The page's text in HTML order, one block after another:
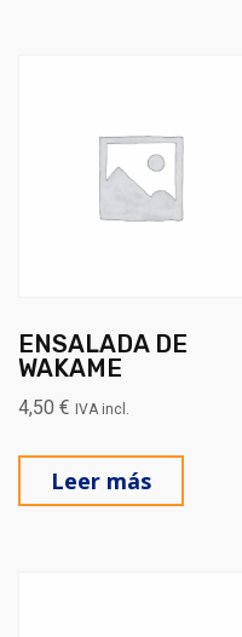
ENSALADA DE
WAKAME
4,50 € IVA incl.
Leer más